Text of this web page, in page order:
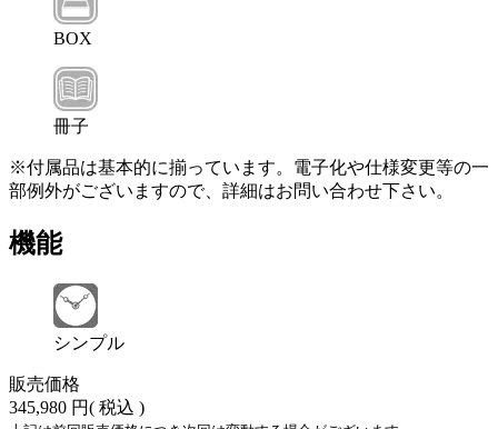
BOX
冊子
※付属品は基本的に揃っています。電子化や仕様変更等の一
部例外がございますので、詳細はお問い合わせ下さい。
機能
シンプル
販売価格
345,980 円( 税込 )